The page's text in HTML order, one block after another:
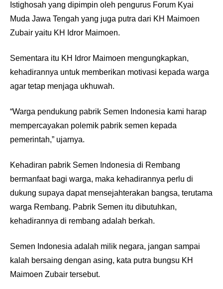
Istighosah yang dipimpin oleh pengurus Forum Kyai
Muda Jawa Tengah yang juga putra dari KH Maimoen
Zubair yaitu KH Idror Maimoen.
Sementara itu KH Idror Maimoen mengungkapkan,
kehadirannya untuk memberikan motivasi kepada warga
agar tetap menjaga ukhuwah.
“Warga pendukung pabrik Semen Indonesia kami harap
mempercayakan polemik pabrik semen kepada
pemerintah,” ujarnya.
Kehadiran pabrik Semen Indonesia di Rembang
bermanfaat bagi warga, maka kehadirannya perlu di
dukung supaya dapat mensejahterakan bangsa, terutama
warga Rembang. Pabrik Semen itu dibutuhkan,
kehadirannya di rembang adalah berkah.
Semen Indonesia adalah milik negara, jangan sampai
kalah bersaing dengan asing, kata putra bungsu KH
Maimoen Zubair tersebut.